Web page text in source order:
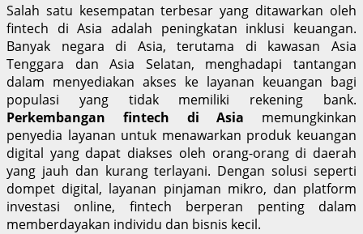
Salah satu kesempatan terbesar yang ditawarkan oleh
fintech di Asia adalah peningkatan inklusi keuangan.
Banyak negara di Asia, terutama di kawasan Asia
Tenggara dan Asia Selatan, menghadapi tantangan
dalam menyediakan akses ke layanan keuangan bagi
populasi yang tidak memiliki rekening bank.
Perkembangan fintech di Asia memungkinkan
penyedia layanan untuk menawarkan produk keuangan
digital yang dapat diakses oleh orang-orang di daerah
yang jauh dan kurang terlayani. Dengan solusi seperti
dompet digital, layanan pinjaman mikro, dan platform
investasi online, fintech berperan penting dalam
memberdayakan individu dan bisnis kecil.